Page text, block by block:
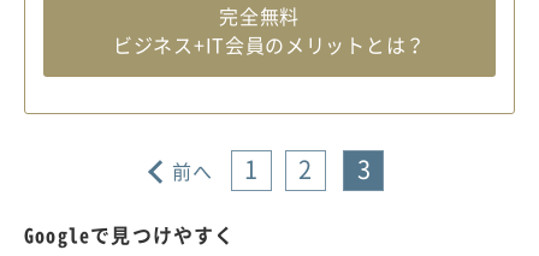
完全無料
ビジネス+IT会員のメリットとは？
前へ 1 2 3
Googleで見つけやすく